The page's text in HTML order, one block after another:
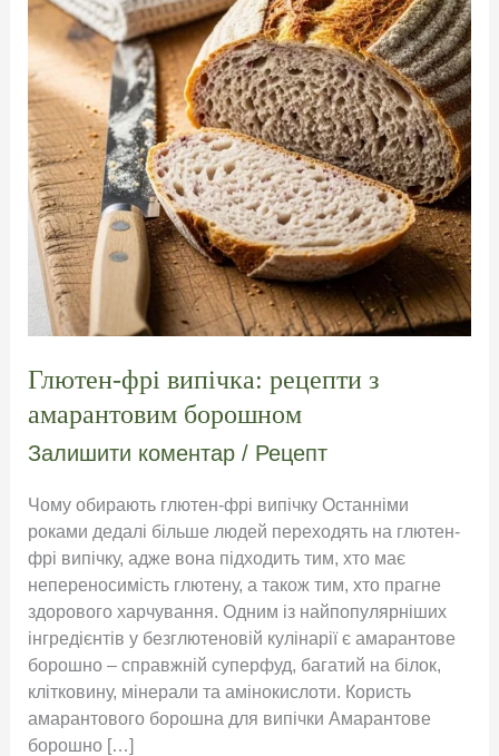
Глютен-фрі випічка: рецепти з
амарантовим борошном
Залишити коментар / Рецепт
Чому обирають глютен-фрі випічку Останніми
роками дедалі більше людей переходять на глютен-
фрі випічку, адже вона підходить тим, хто має
непереносимість глютену, а також тим, хто прагне
здорового харчування. Одним із найпопулярніших
інгредієнтів у безглютеновій кулінарії є амарантове
борошно – справжній суперфуд, багатий на білок,
клітковину, мінерали та амінокислоти. Користь
амарантового борошна для випічки Амарантове
борошно […]